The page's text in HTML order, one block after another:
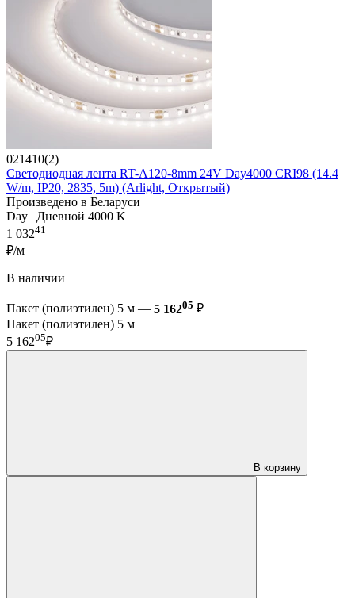
021410(2)
Светодиодная лента RT-A120-8mm 24V Day4000 CRI98 (14.4
W/m, IP20, 2835, 5m) (Arlight, Открытый)
Произведено в Беларуси
Day | Дневной 4000 K
1 03241
₽/м
В наличии
Пакет (полиэтилен) 5 м — 5 16205 ₽
Пакет (полиэтилен) 5 м
5 16205₽
В корзину